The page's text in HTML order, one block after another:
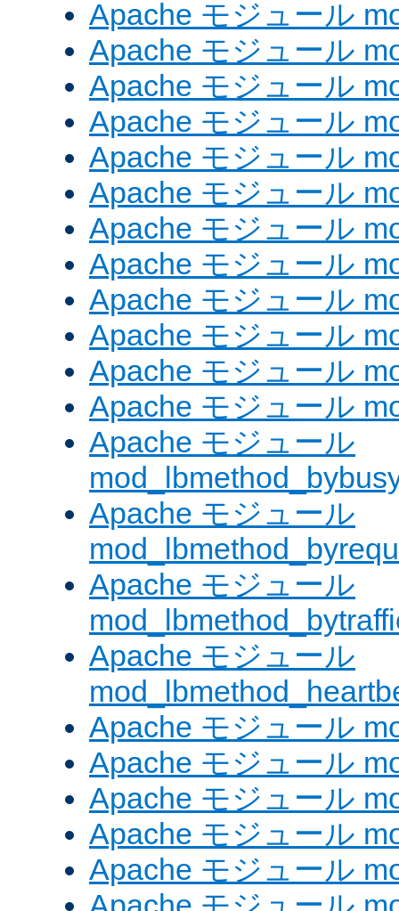
Apache モジュール
Apache モジュール
Apache モジュール
Apache モジュール
Apache モジュール
Apache モジュール
Apache モジュール
Apache モジュール
Apache モジュール
Apache モジュール
Apache モジュール
Apache モジュール
Apache モジュール
Apache モジュール
Apache モジュール
Apache モジュール
Apache モジュール
Apache モジュール
Apache モジュール
Apache モジュール
Apache モジュール